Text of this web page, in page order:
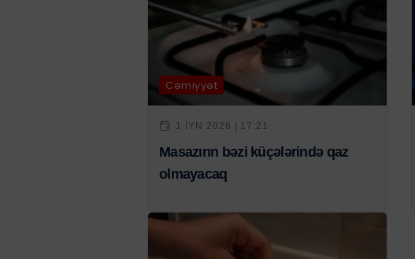
Cəmiyyət
1 IYN 2026 | 17:21
Masazırın bəzi küçələrində qaz
olmayacaq